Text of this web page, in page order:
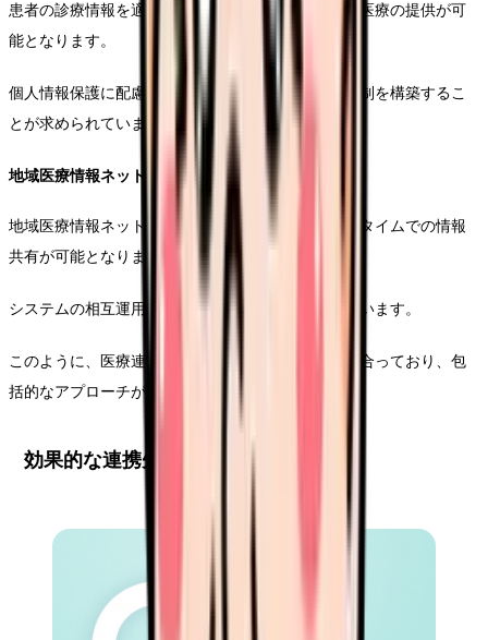
患者の診療情報を適切に共有することで、継続的な医療の提供が可
能となります。
個人情報保護に配慮しながら、効率的な情報共有体制を構築するこ
とが求められています。
地域医療情報ネットワークの活用
地域医療情報ネットワークへの参加により、リアルタイムでの情報
共有が可能となります。
システムの相互運用性の確保が今後の課題となっています。
このように、医療連携の構築には様々な要素が絡み合っており、包
括的なアプローチが必要とされています。
効果的な連携先開拓の実践手法